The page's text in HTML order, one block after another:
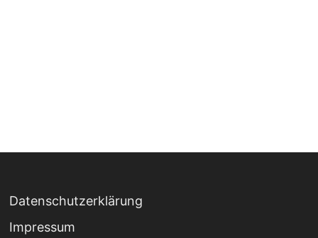
Datenschutzerklärung
Impressum